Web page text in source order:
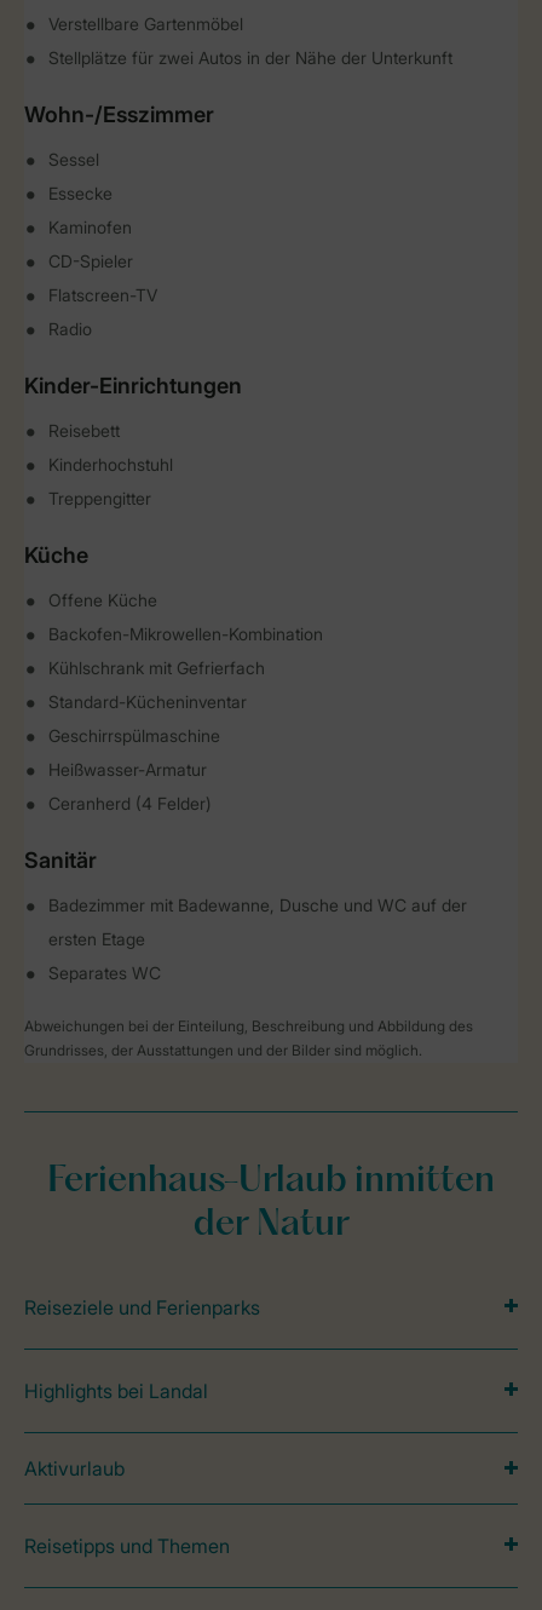
Verstellbare Gartenmöbel
Stellplätze für zwei Autos in der Nähe der Unterkunft
Wohn-/Esszimmer
Sessel
Essecke
Kaminofen
CD-Spieler
Flatscreen-TV
Radio
Kinder-Einrichtungen
Reisebett
Kinderhochstuhl
Treppengitter
Küche
Offene Küche
Backofen-Mikrowellen-Kombination
Kühlschrank mit Gefrierfach
Standard-Kücheninventar
Geschirrspülmaschine
Heißwasser-Armatur
Ceranherd (4 Felder)
Sanitär
Badezimmer mit Badewanne, Dusche und WC auf der
ersten Etage
Separates WC
Abweichungen bei der Einteilung, Beschreibung und Abbildung des
Grundrisses, der Ausstattungen und der Bilder sind möglich.
Ferienhaus-Urlaub inmitten
der Natur
Reiseziele und Ferienparks
Highlights bei Landal
Aktivurlaub
Reisetipps und Themen